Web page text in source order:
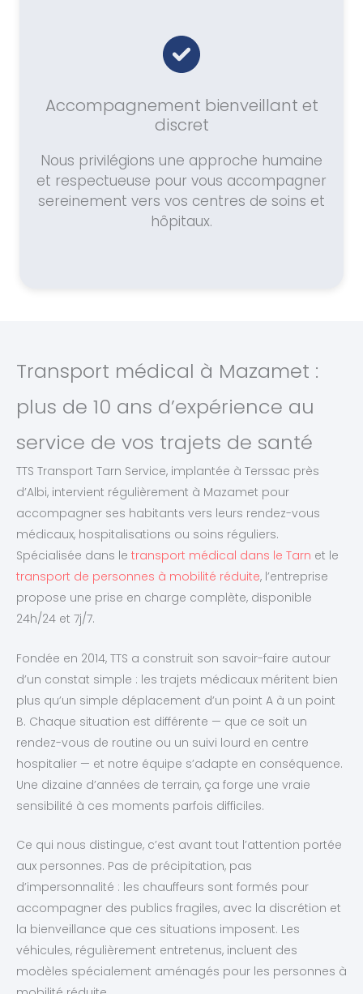
Accompagnement bienveillant et
discret
Nous privilégions une approche humaine
et respectueuse pour vous accompagner
sereinement vers vos centres de soins et
hôpitaux.
Transport médical à Mazamet :
plus de 10 ans d’expérience au
service de vos trajets de santé
TTS Transport Tarn Service, implantée à Terssac près
d’Albi, intervient régulièrement à Mazamet pour
accompagner ses habitants vers leurs rendez-vous
médicaux, hospitalisations ou soins réguliers.
Spécialisée dans le transport médical dans le Tarn et le
transport de personnes à mobilité réduite, l’entreprise
propose une prise en charge complète, disponible
24h/24 et 7j/7.
Fondée en 2014, TTS a construit son savoir-faire autour
d’un constat simple : les trajets médicaux méritent bien
plus qu’un simple déplacement d’un point A à un point
B. Chaque situation est différente — que ce soit un
rendez-vous de routine ou un suivi lourd en centre
hospitalier — et notre équipe s’adapte en conséquence.
Une dizaine d’années de terrain, ça forge une vraie
sensibilité à ces moments parfois difficiles.
Ce qui nous distingue, c’est avant tout l’attention portée
aux personnes. Pas de précipitation, pas
d’impersonnalité : les chauffeurs sont formés pour
accompagner des publics fragiles, avec la discrétion et
la bienveillance que ces situations imposent. Les
véhicules, régulièrement entretenus, incluent des
modèles spécialement aménagés pour les personnes à